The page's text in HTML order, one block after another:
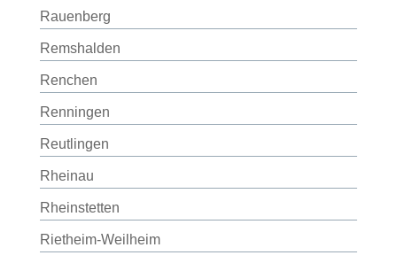
Rauenberg
Remshalden
Renchen
Renningen
Reutlingen
Rheinau
Rheinstetten
Rietheim-Weilheim